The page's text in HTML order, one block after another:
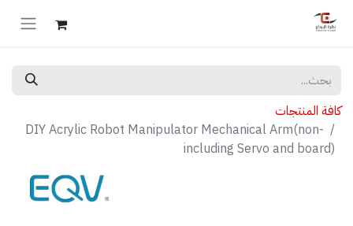
كافة المنتجات
DIY Acrylic Robot Manipulator Mechanical Arm(non-
including Servo and board)